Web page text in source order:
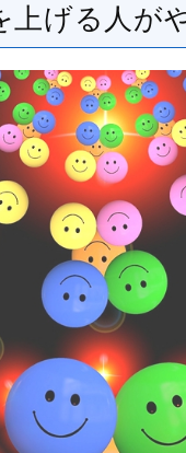
上げる人が